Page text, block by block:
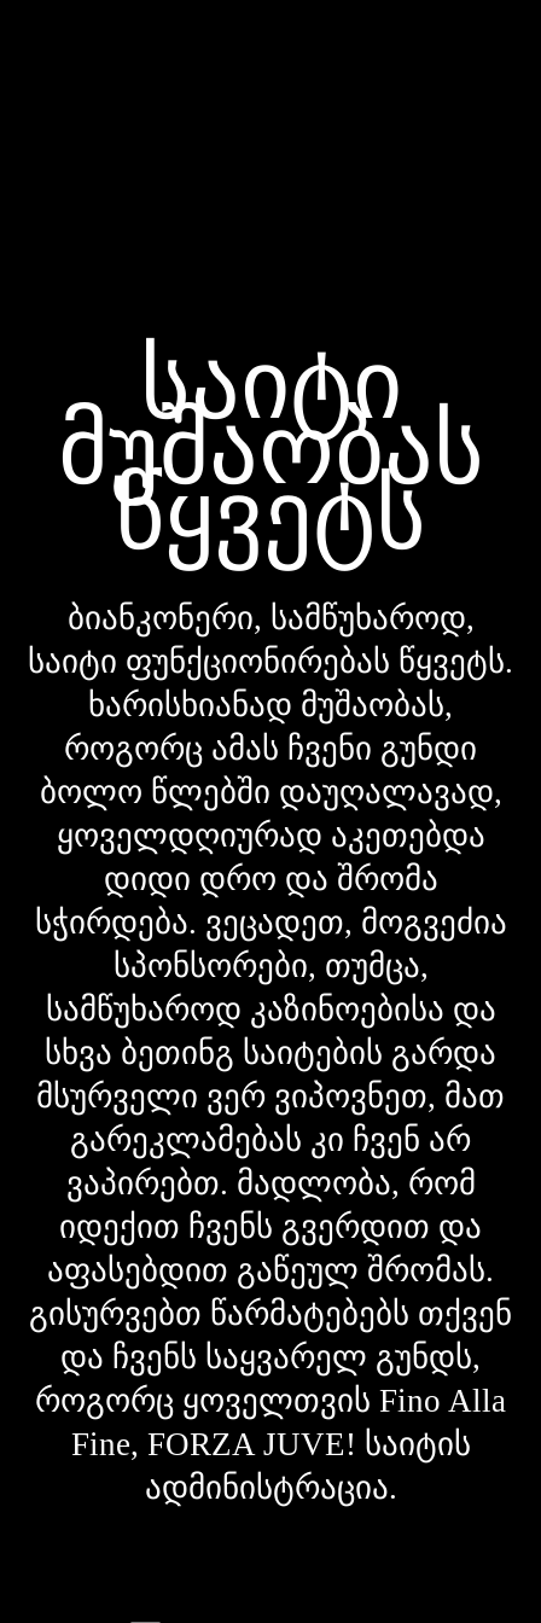
საიტი
მუშაობას
წყვეტს
ბიანკონერი, სამწუხაროდ,
საიტი ფუნქციონირებას წყვეტს.
ხარისხიანად მუშაობას,
როგორც ამას ჩვენი გუნდი
ბოლო წლებში დაუღალავად,
ყოველდღიურად აკეთებდა
დიდი დრო და შრომა
სჭირდება. ვეცადეთ, მოგვეძია
სპონსორები, თუმცა,
სამწუხაროდ კაზინოებისა და
სხვა ბეთინგ საიტების გარდა
მსურველი ვერ ვიპოვნეთ, მათ
გარეკლამებას კი ჩვენ არ
ვაპირებთ. მადლობა, რომ
იდექით ჩვენს გვერდით და
აფასებდით გაწეულ შრომას.
გისურვებთ წარმატებებს თქვენ
და ჩვენს საყვარელ გუნდს,
როგორც ყოველთვის Fino Alla
Fine, FORZA JUVE! საიტის
ადმინისტრაცია.